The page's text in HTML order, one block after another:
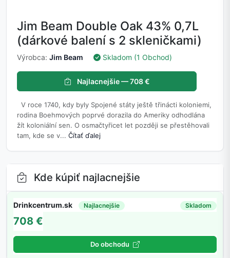
Jim Beam Double Oak 43% 0,7L
(dárkové balení s 2 skleničkami)
Výrobca: Jim Beam Skladom (1 Obchod)
Najlacnejšie — 708 €
V roce 1740, kdy byly Spojené státy ještě třinácti koloniemi,
rodina Boehmových poprvé dorazila do Ameriky odhodlána
žít koloniální sen. O osmačtyřicet let později se přestěhovali
tam, kde se v... Čítať ďalej
Kde kúpiť najlacnejšie
Drinkcentrum.sk Najlacnejšie Skladom
708 €
Do obchodu